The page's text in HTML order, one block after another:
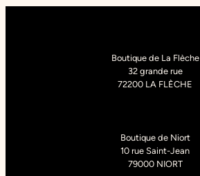
Boutique de La Flèche
32 grande rue
72200 LA FLÈCHE
Boutique de Niort
10 rue Saint-Jean
79000 NIORT